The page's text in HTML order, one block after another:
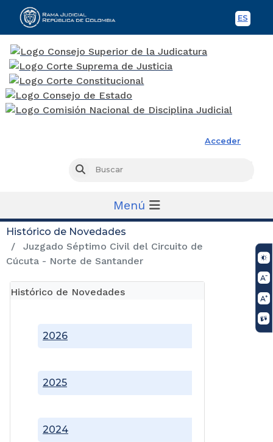
ES
Acceder
Buscar
Menú
Histórico de Novedades
Juzgado Séptimo Civil del Circuito de
Cúcuta - Norte de Santander
Histórico de Novedades
2024
2025
2026